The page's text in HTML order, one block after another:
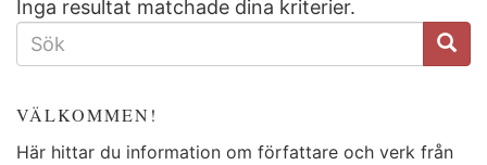
Inga resultat matchade dina kriterier.
SÖKFORMULÄR
VÄLKOMMEN!
Här hittar du information om författare och verk från